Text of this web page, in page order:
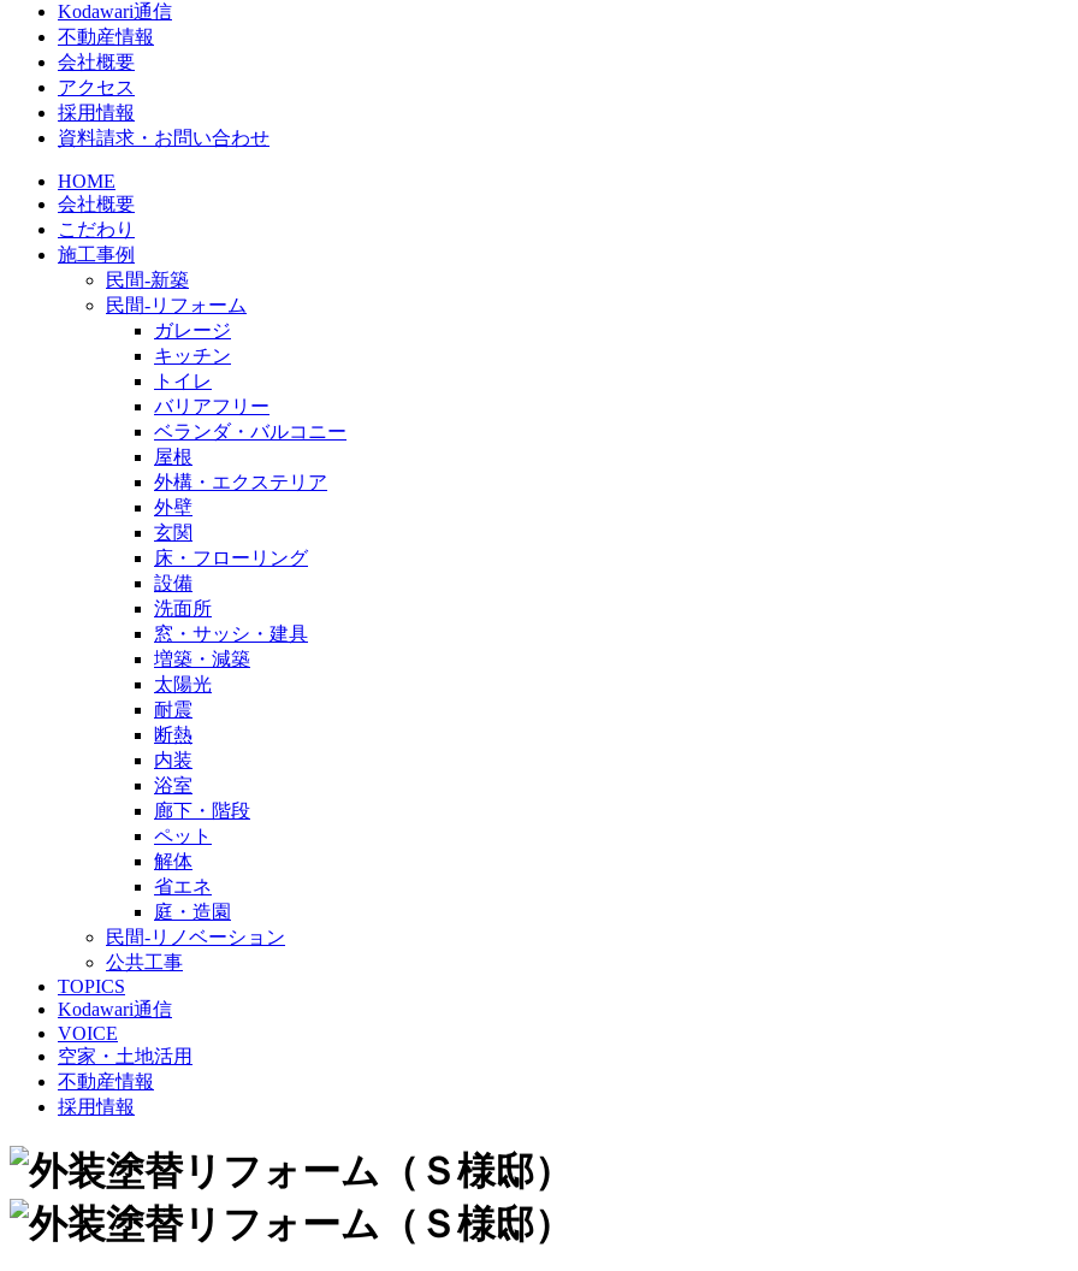
Kodawari通信
不動産情報
会社概要
アクセス
採用情報
資料請求・お問い合わせ
HOME
会社概要
こだわり
施工事例
民間-新築
民間-リフォーム
ガレージ
キッチン
トイレ
バリアフリー
ベランダ・バルコニー
屋根
外構・エクステリア
外壁
玄関
床・フローリング
設備
洗面所
窓・サッシ・建具
増築・減築
太陽光
耐震
断熱
内装
浴室
廊下・階段
ペット
解体
省エネ
庭・造園
民間-リノベーション
公共工事
TOPICS
Kodawari通信
VOICE
空家・土地活用
不動産情報
採用情報